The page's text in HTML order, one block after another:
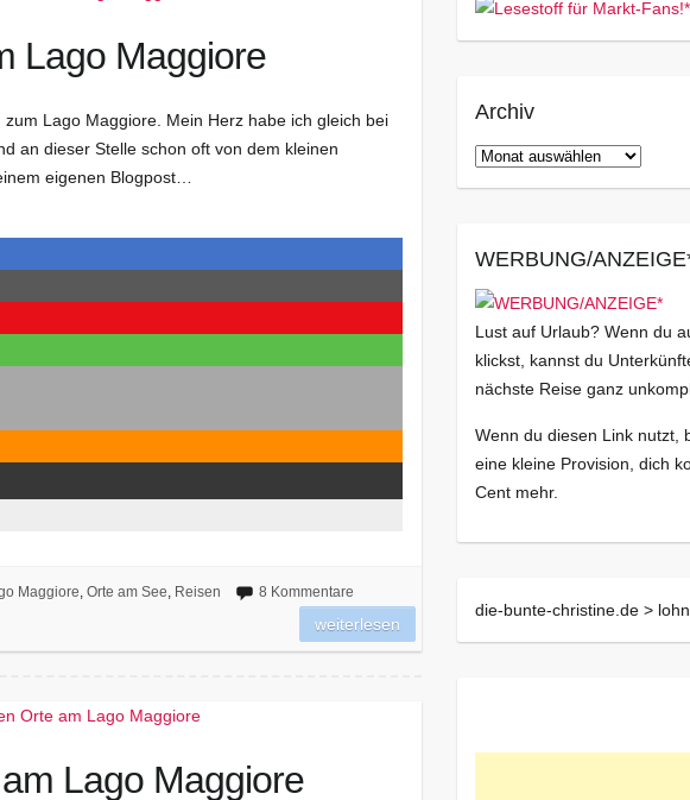
Lago Maggiore
Lago Maggiore. Mein Herz habe ich gleich bei
an dieser Stelle schon oft von dem kleinen
eigenen Blogpost…
Maggiore, Orte am See, Reisen 8 Kommentare
weiterlesen
Lago Maggiore
Archiv
Archiv
WERBUNG/
Lust auf Urlaub? Wenn du
klickst, kannst du
nächste Reise ganz
Wenn du diesen Link nutzt,
eine kleine Provision, dich
Cent mehr.
die-bunte-christine.de >